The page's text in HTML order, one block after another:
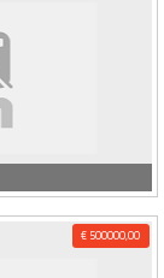
€ 500000,00